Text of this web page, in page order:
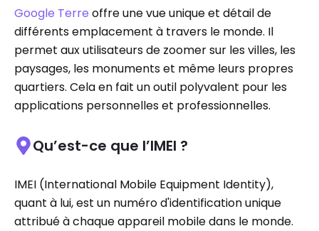
Google Terre offre une vue unique et détail de
différents emplacement à travers le monde. Il
permet aux utilisateurs de zoomer sur les villes, les
paysages, les monuments et même leurs propres
quartiers. Cela en fait un outil polyvalent pour les
applications personnelles et professionnelles.
Qu’est-ce que l’IMEI ?
IMEI (International Mobile Equipment Identity),
quant à lui, est un numéro d'identification unique
attribué à chaque appareil mobile dans le monde.